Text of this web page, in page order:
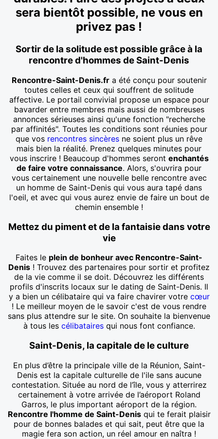
sera bientôt possible, ne vous en
privez pas !
Sortir de la solitude est possible grâce à la
rencontre d'hommes de Saint-Denis
Rencontre-Saint-Denis.fra été conçu pour soutenir
toutes celles et ceux qui souffrent de solitude
affective. Le portail convivial propose un espace pour
bavarder entre membres mais aussi de nombreuses
annonces sérieuses ainsi qu'une fonction "recherche
par affinités". Toutes les conditions sont réunies pour
que vos rencontres sincères ne soient plus un rêve
mais bien la réalité. Prenez quelques minutes pour
vous inscrire ! Beaucoup d'hommes seront enchantés
de faire votre connaissance. Alors, s'ouvrira pour
vous certainement une nouvelle belle rencontre avec
un homme de Saint-Denis qui vous aura tapé dans
l'oeil, et avec qui vous aurez envie de faire un bout de
chemin ensemble !
Mettez du piment et de la fantaisie dans votre
vie
Faites le plein de bonheur avec Rencontre-Saint-
Denis ! Trouvez des partenaires pour sortir et profitez
de la vie comme il se doit. Découvrez les différents
profils d'inscrits locaux sur le dating de Saint-Denis. Il
y a bien un célibataire qui va faire chavirer votre cœur
! Le meilleur moyen de le savoir c'est de vous rendre
sans plus attendre sur le site. On souhaite la bienvenue
à tous les célibatairesqui nous font confiance.
Saint-Denis, la capitale de le culture
En plus d’être la principale ville de la Réunion, Saint-
Denis est la capitale culturelle de l'ile sans aucune
contestation. Située au nord de l’île, vous y atterrirez
certainement à votre arrivée de l’aéroport Roland
Garros, le plus important aéroport de la région.
Rencontre l'homme de Saint-Denisqui te ferait plaisir
pour de bonnes balades et qui sait, peut être que la
magie fera son action, un réel amour en naîtra !